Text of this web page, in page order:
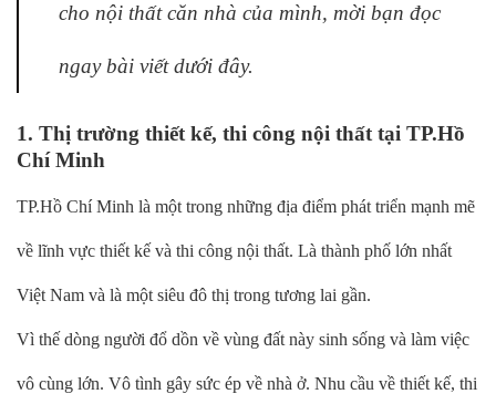
cho nội thất căn nhà của mình, mời bạn đọc
ngay bài viết dưới đây.
1. Thị trường thiết kế, thi công nội thất tại TP.Hồ
Chí Minh
TP.Hồ Chí Minh là một trong những địa điểm phát triển mạnh mẽ
về lĩnh vực thiết kế và thi công nội thất. Là thành phố lớn nhất
Việt Nam và là một siêu đô thị trong tương lai gần.
Vì thế dòng người đổ dồn về vùng đất này sinh sống và làm việc
vô cùng lớn. Vô tình gây sức ép về nhà ở. Nhu cầu về thiết kế, thi